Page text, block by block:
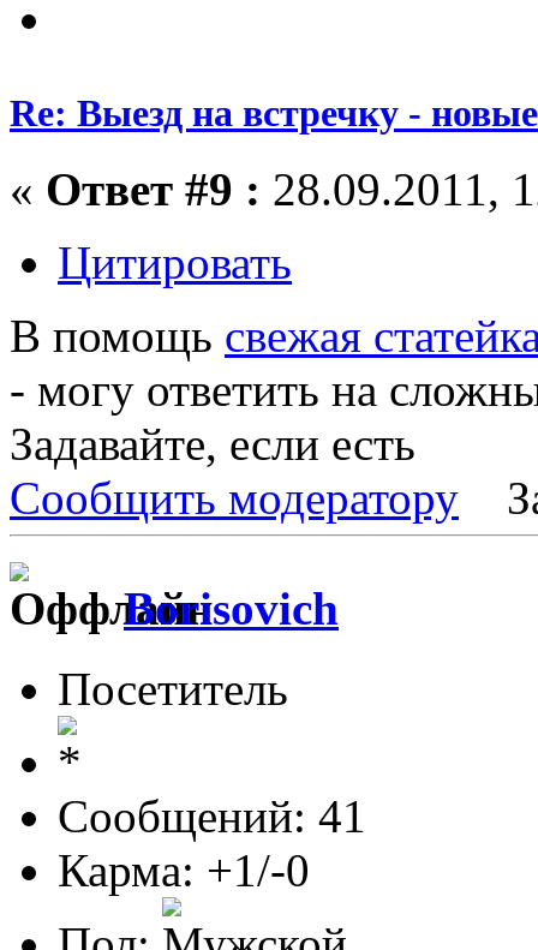
Re: Выезд на встречку -
« Ответ #9 : 28.09.2011,
Цитировать
В помощь свежая
- могу ответить на
Задавайте, если есть
Сообщить модератору
Borisovich
Посетитель
Сообщений: 41
Карма: +1/-0